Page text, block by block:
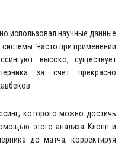
использовал научные данные
системы. Часто при применении
высоко, существует
за счет прекрасно
которого можно достичь
этого анализа Клопп и
до матча, корректируя